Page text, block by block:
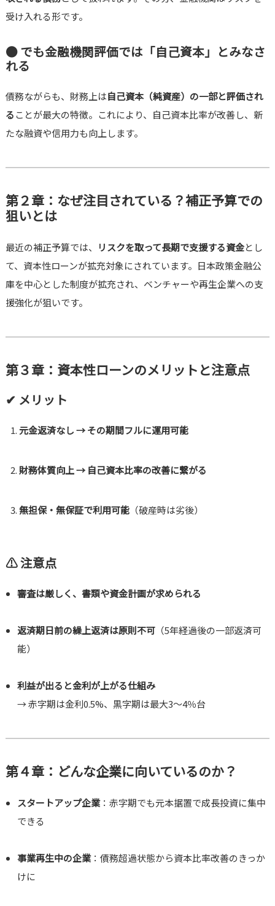
受け入れる形です。
● でも金融機関評価では「自己資本」とみなさ
れる
債務ながらも、財務上は自己資本（純資産）の一部と評価され
ることが最大の特徴。これにより、自己資本比率が改善し、新
たな融資や信用力も向上します。
第２章：なぜ注目されている？補正予算での
狙いとは
最近の補正予算では、 リスクを取って長期で支援する資金とし
て、資本性ローンが拡充対象にされています。日本政策金融公
庫を中心とした制度が拡充され、ベンチャーや再生企業への支
援強化が狙いです。
第３章：資本性ローンのメリットと注意点
✔ メリット
元金返済なし → その期間フルに運用可能
財務体質向上 → 自己資本比率の改善に繋がる
無担保・無保証で利用可能 （破産時は劣後）
⚠ 注意点
審査は厳しく、書類や資金計画が求められる
返済期日前の繰上返済は原則不可 （5年経過後の一部返済可
能）
利益が出ると金利が上がる仕組み
→ 赤字期は金利0.5%、黒字期は最大3〜4％台
第４章：どんな企業に向いているのか？
スタートアップ企業：赤字期でも元本据置で成長投資に集中
できる
事業再生中の企業：債務超過状態から資本比率改善のきっか
けに